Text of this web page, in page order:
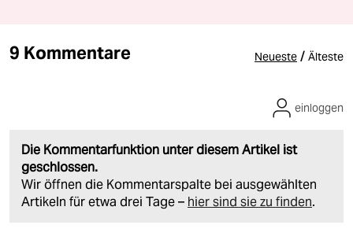
9 Kommentare Neueste / Älteste
Die Kommentarfunktion unter diesem Artikel ist
geschlossen.
Wir öffnen die Kommentarspalte bei ausgewählten
Artikeln für etwa drei Tage – hier sind sie zu finden.
einloggen